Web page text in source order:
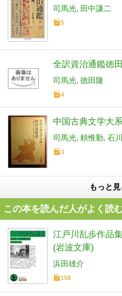
司馬光 田中謙二
5
全訳資治通鑑徳
司馬光 徳田隆
4
中国古典文学大
司馬光 頼惟勤 石
3
もっと見
この本を読んだ人がよく読
江戸川乱歩作品
(岩波文庫)
浜田雄介
158